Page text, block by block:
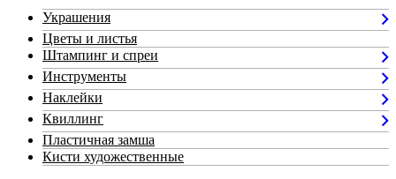
Украшения
Цветы и листья
Штампинг и спреи
Инструменты
Наклейки
Квиллинг
Пластичная замша
Кисти художественные